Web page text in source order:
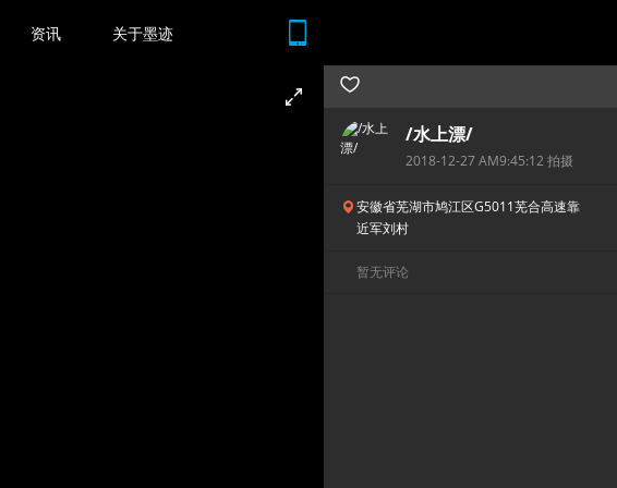
资讯 关于墨迹
/水上漂/
2018-12-27 AM9:45:12 拍摄
安徽省芜湖市鸠江区G5011芜合高速靠
近军刘村
暂无评论